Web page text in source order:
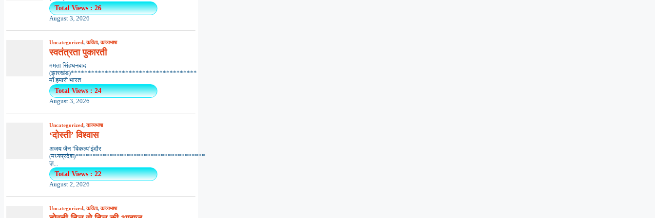
Total Views : 26
August 3, 2026
Uncategorized,कविता,काव्यभाषा
स्वतंत्रता पुकारती
ममता सिंहधनबाद
(झारखंड)*************************************
माँ हमारी भारत...
Total Views : 24
August 3, 2026
Uncategorized,काव्यभाषा
‘दोस्ती’ विश्वास
अजय जैन ‘विकल्प’इंदौर
(मध्यप्रदेश)**************************************
ज़...
Total Views : 22
August 2, 2026
Uncategorized,कविता,काव्यभाषा